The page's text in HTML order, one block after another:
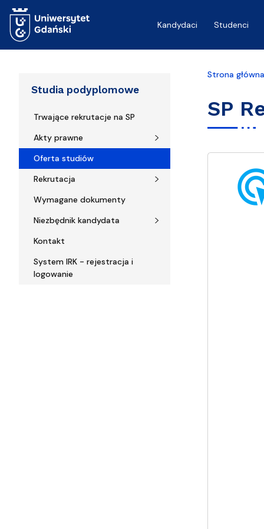
Kandydaci
Studenci
Studia podyplomowe
Trwające rekrutacje na SP
Akty prawne
Oferta studiów
Rekrutacja
Wymagane dokumenty
Niezbędnik kandydata
Kontakt
System IRK - rejestracja i
logowanie
Strona główna
SP